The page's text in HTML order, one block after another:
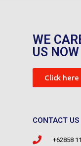
WE
US NOW
Click here
CONTACT US
+62858